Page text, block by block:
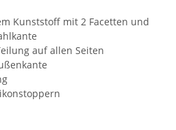
Kunststoff mit 2 Facetten und
auf allen Seiten